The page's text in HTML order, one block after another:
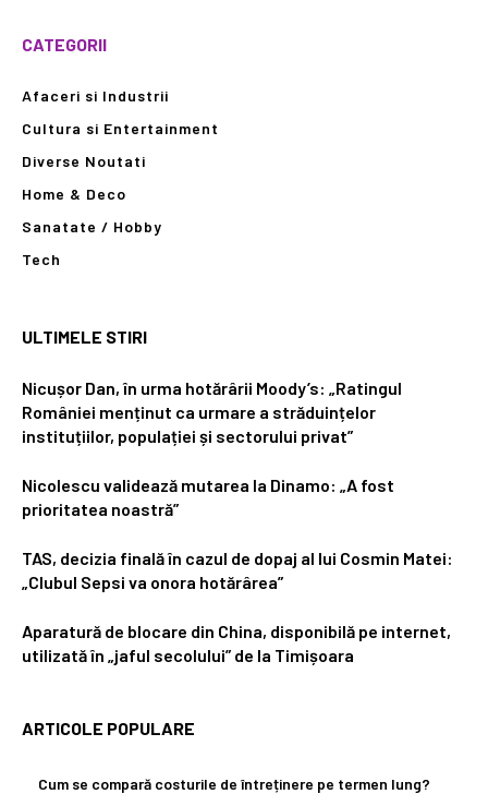
CATEGORII
Afaceri si Industrii
Cultura si Entertainment
Diverse Noutati
Home & Deco
Sanatate / Hobby
Tech
ULTIMELE STIRI
Nicușor Dan, în urma hotărârii Moody’s: „Ratingul
României menținut ca urmare a străduințelor
instituțiilor, populației și sectorului privat”
Nicolescu validează mutarea la Dinamo: „A fost
prioritatea noastră”
TAS, decizia finală în cazul de dopaj al lui Cosmin Matei:
„Clubul Sepsi va onora hotărârea”
Aparatură de blocare din China, disponibilă pe internet,
utilizată în „jaful secolului” de la Timișoara
ARTICOLE POPULARE
Cum se compară costurile de întreținere pe termen lung?